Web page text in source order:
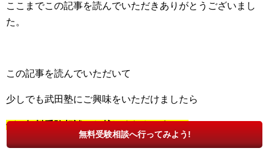
ここまでこの記事を読んでいただきありがとうございまし
た。
この記事を読んでいただいて
少しでも武田塾にご興味をいただけましたら
ぜひ無料受験相談にお越しくださいませ。
無料受験相談へ行ってみよう!